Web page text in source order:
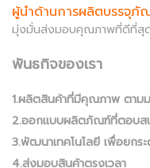
ผู้นำด้านการผลิตบรรจุภั
มุ่งมั่นส่งมอบคุณภาพที่ดีที่สุ
พันธกิจของเรา
1.ผลิตสินค้าที่มีคุณภาพ ตา
2.ออกแบบผลิตภัณฑ์ที่ตอบส
3.พัฒนาเทคโนโลยี เพื่อยกร
4.ส่งมอบสินค้าตรงเวลา